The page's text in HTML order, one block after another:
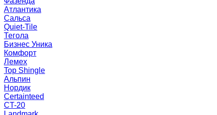
Атлантика
Сальса
Quiet-Tile
Тегола
Бизнес Уника
Комфорт
Лемех
Top Shingle
Альпин
Нордик
Certainteed
CT-20